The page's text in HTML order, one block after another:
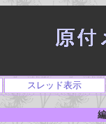
スレッド表示